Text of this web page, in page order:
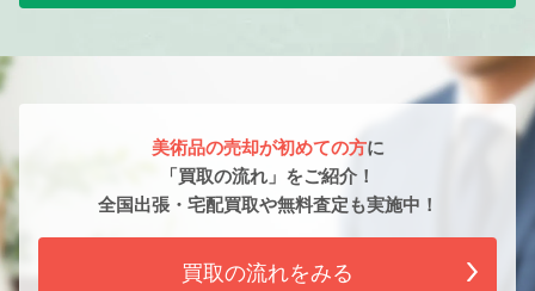
美術品の売却が初めての方に
「買取の流れ」をご紹介！
全国出張・宅配買取や無料査定も実施中！
買取の流れをみる